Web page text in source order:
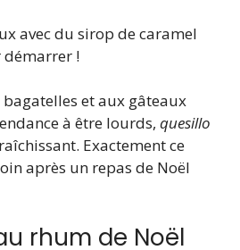
avec du sirop de caramel
démarrer !
et aux gâteaux
à être lourds, quesillo
Exactement ce
après un repas de Noël
rhum de Noël